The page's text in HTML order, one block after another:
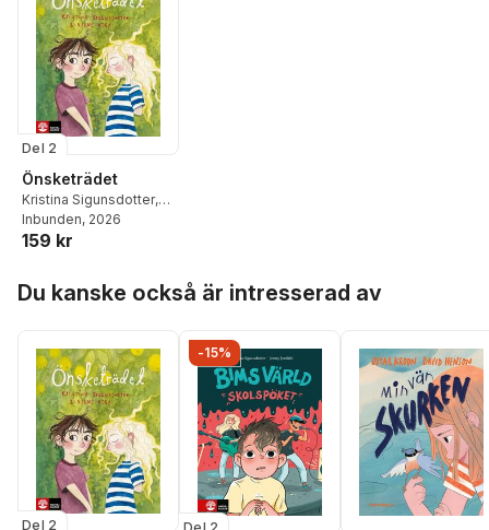
Del 2
Önsketrädet
Kristina Sigunsdotter,
Signe Kjær
Inbunden, 2026
159 kr
Du kanske också är intresserad av
Del 2
-15%